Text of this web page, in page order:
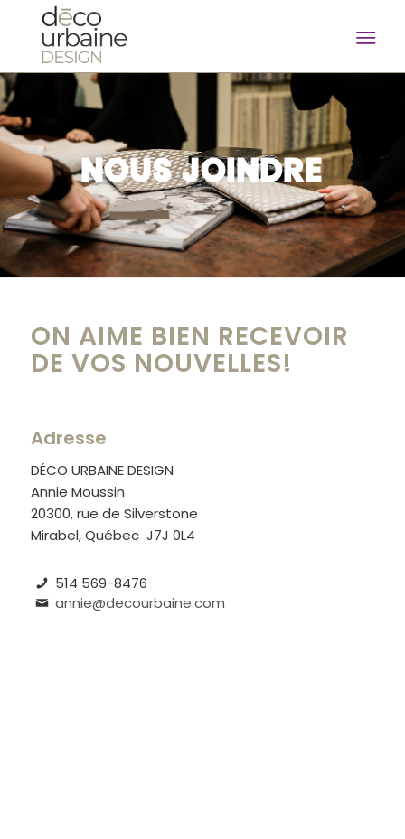
NOUS JOINDRE
ON AIME BIEN RECEVOIR
DE VOS NOUVELLES!
Adresse
DÉCO URBAINE DESIGN
Annie Moussin
20300, rue de Silverstone
Mirabel, Québec J7J 0L4
514 569-8476
annie@decourbaine.com